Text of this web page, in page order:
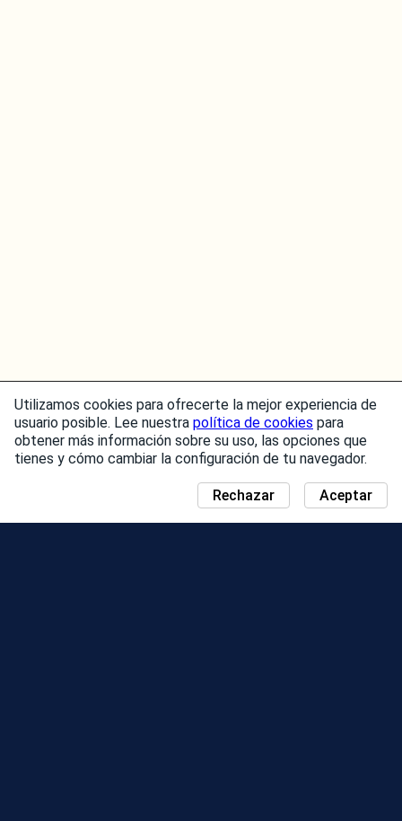
Utilizamos cookies para ofrecerte la mejor experiencia de
usuario posible. Lee nuestra política de cookies para
obtener más información sobre su uso, las opciones que
tienes y cómo cambiar la configuración de tu navegador.
Aceptar
Rechazar